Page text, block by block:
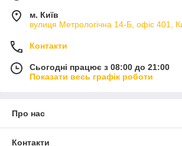
м. Київ
вулиця Метрологічна 14-Б, офіс 401,
Контакти
Сьогодні працює з 08:00 до 21:00
Показати весь графік роботи
Про нас
Контакти